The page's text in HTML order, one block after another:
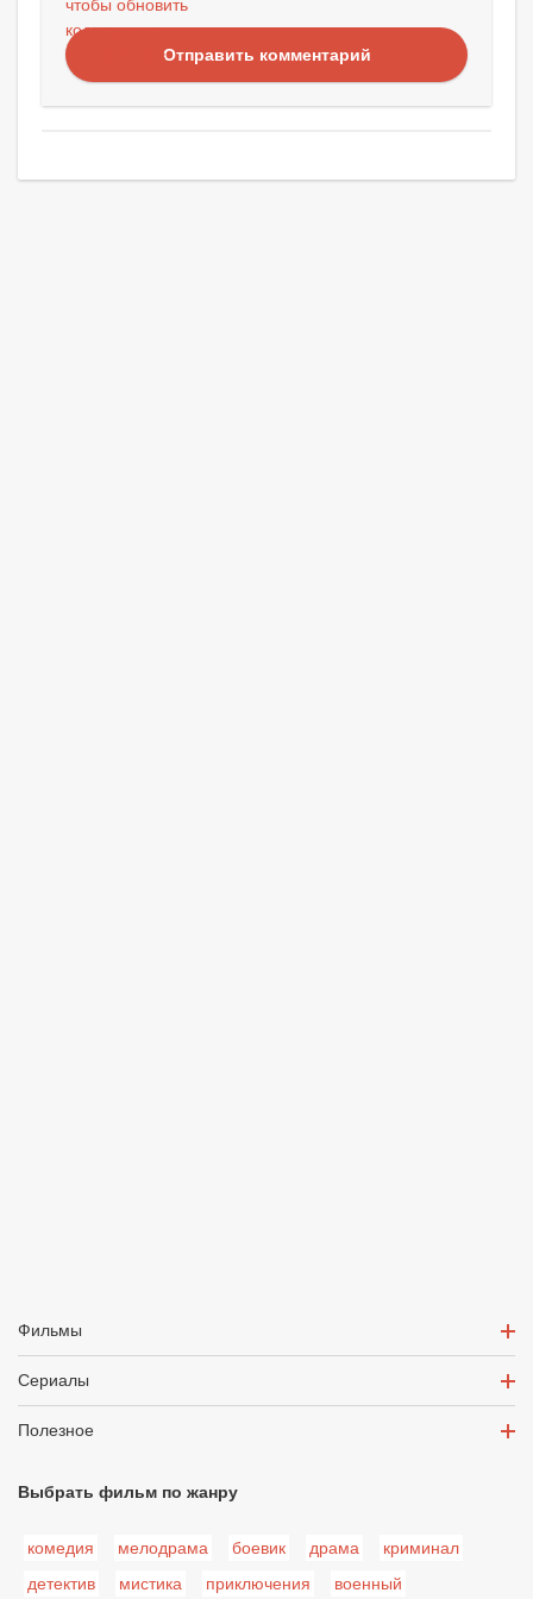
Отправить комментарий
Фильмы
Сериалы
Полезное
Выбрать фильм по жанру
комедия мелодрама боевик драма
криминал
детектив
мистика приключения военный